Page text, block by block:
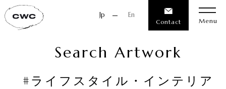
Jp En
Contact Menu
Search Artwork
#ライフスタイル・インテリア